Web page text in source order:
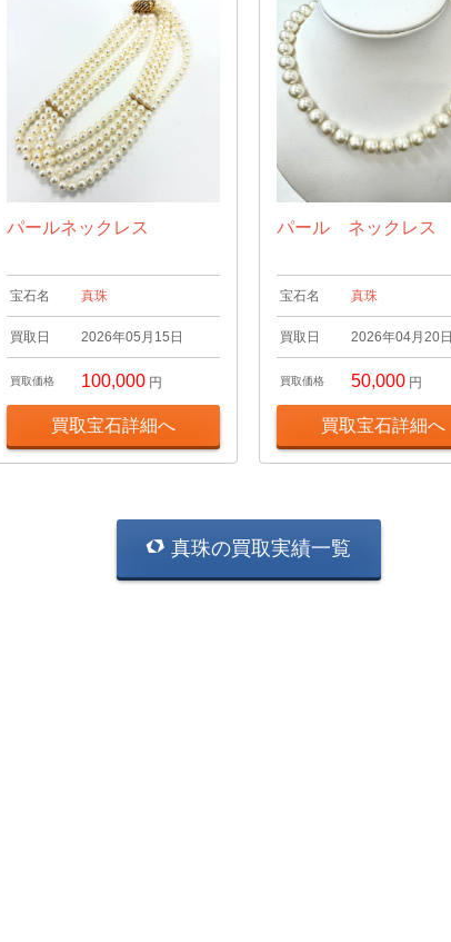
パールネックレス
宝石名 真珠
買取日 2026年05月15日
買取価格 100,000 円
買取宝石詳細へ
パール ネックレス
宝石名 真珠
買取日 2026年04月20日
買取価格 50,000 円
買取宝石詳細へ
真珠の買取実績一覧